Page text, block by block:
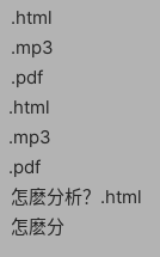
.html
.mp3
.pdf
.html
.mp3
.pdf
怎麽分析？.html
怎麽分